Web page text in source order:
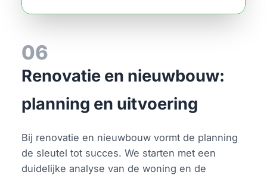
06
Renovatie en nieuwbouw:
planning en uitvoering
Bij renovatie en nieuwbouw vormt de planning
de sleutel tot succes. We starten met een
duidelijke analyse van de woning en de